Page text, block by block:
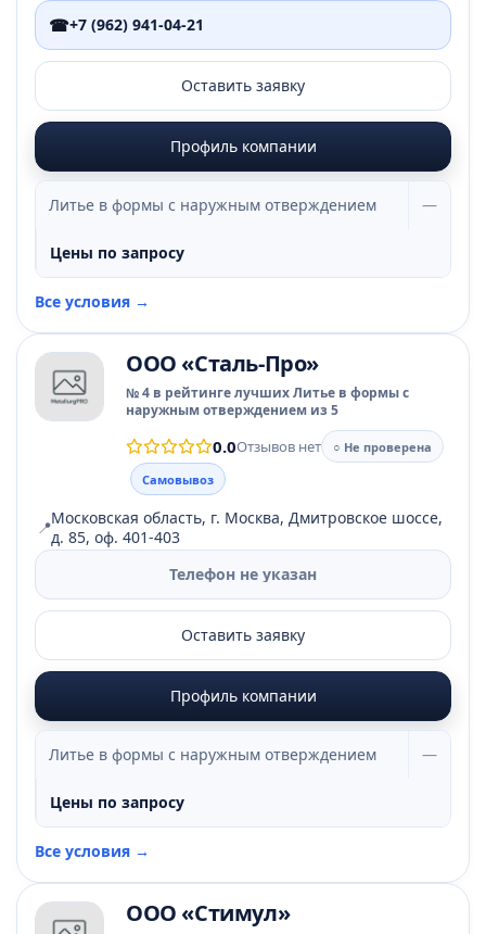
☎+7 (962) 941-04-21
Оставить заявку
Профиль компании
Литье в формы с наружным отверждением —
Цены по запросу
Все условия →
ООО «Сталь-Про»
№ 4 в рейтинге лучших Литье в формы с
наружным отверждением из 5
0.0Отзывов нет
○ Не проверена
Самовывоз
📍Московская область, г. Москва, Дмитровское шоссе,
д. 85, оф. 401-403
Телефон не указан
Оставить заявку
Профиль компании
Литье в формы с наружным отверждением —
Цены по запросу
Все условия →
ООО «Стимул»